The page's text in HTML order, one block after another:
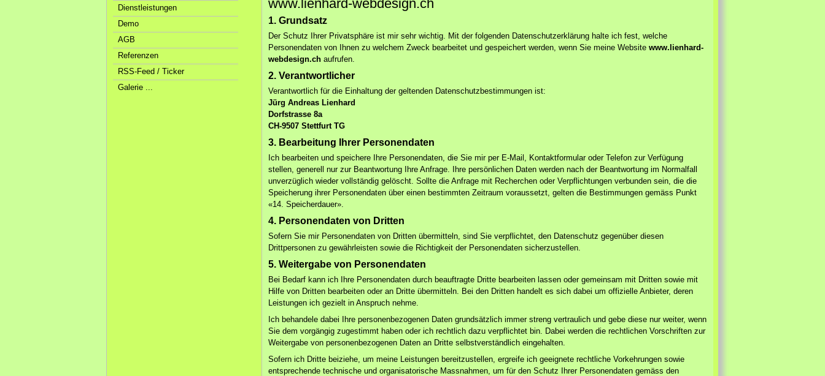
Dienstleistungen
Demo
AGB
Referenzen
RSS-Feed / Ticker
Galerie ...
www.lienhard-webdesign.ch
1. Grundsatz
Der Schutz Ihrer Privatsphäre ist mir sehr wichtig. Mit der folgenden Datenschutzerklärung halte ich fest, welche
Personendaten von Ihnen zu welchem Zweck bearbeitet und gespeichert werden, wenn Sie meine Website www.lienhard-
webdesign.chaufrufen.
2. Verantwortlicher
Verantwortlich für die Einhaltung der geltenden Datenschutzbestimmungen ist:
Jürg Andreas Lienhard
Dorfstrasse 8a
CH-9507 Stettfurt TG
3. Bearbeitung Ihrer Personendaten
Ich bearbeiten und speichere Ihre Personendaten, die Sie mir per E-Mail, Kontaktformular oder Telefon zur Verfügung
stellen, generell nur zur Beantwortung Ihre Anfrage. Ihre persönlichen Daten werden nach der Beantwortung im Normalfall
unverzüglich wieder vollständig gelöscht. Sollte die Anfrage mit Recherchen oder Verpflichtungen verbunden sein, die die
Speicherung ihrer Personendaten über einen bestimmten Zeitraum voraussetzt, gelten die Bestimmungen gemäss Punkt
«14. Speicherdauer».
4. Personendaten von Dritten
Sofern Sie mir Personendaten von Dritten übermitteln, sind Sie verpflichtet, den Datenschutz gegenüber diesen
Drittpersonen zu gewährleisten sowie die Richtigkeit der Personendaten sicherzustellen.
5. Weitergabe von Personendaten
Bei Bedarf kann ich Ihre Personendaten durch beauftragte Dritte bearbeiten lassen oder gemeinsam mit Dritten sowie mit
Hilfe von Dritten bearbeiten oder an Dritte übermitteln. Bei den Dritten handelt es sich dabei um offizielle Anbieter, deren
Leistungen ich gezielt in Anspruch nehme.
Ich behandele dabei Ihre personenbezogenen Daten grundsätzlich immer streng vertraulich und gebe diese nur weiter, wenn
Sie dem vorgängig zugestimmt haben oder ich rechtlich dazu verpflichtet bin. Dabei werden die rechtlichen Vorschriften zur
Weitergabe von personenbezogenen Daten an Dritte selbstverständlich eingehalten.
Sofern ich Dritte beiziehe, um meine Leistungen bereitzustellen, ergreife ich geeignete rechtliche Vorkehrungen sowie
entsprechende technische und organisatorische Massnahmen, um für den Schutz Ihrer Personendaten gemäss den